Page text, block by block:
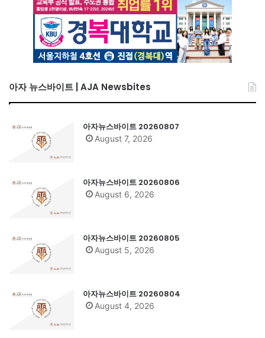
아자 뉴스바이트 | AJA Newsbites
아자뉴스바이트 20260807
August 7, 2026
아자뉴스바이트 20260806
August 6, 2026
아자뉴스바이트 20260805
August 5, 2026
아자뉴스바이트 20260804
August 4, 2026